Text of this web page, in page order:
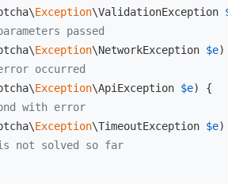
Exception\ValidationException
passed
Exception\NetworkException $e)
occurred
Exception\ApiException $e) {
with error
Exception\TimeoutException $e)
not solved so far